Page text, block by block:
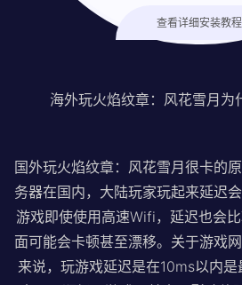
查看详细安装教程
海外玩火焰纹章：风花雪月为
国外玩火焰纹章：风花雪月很卡的
务器在国内，大陆玩家玩起来延迟
游戏即使使用高速Wifi，延迟也会
面可能会卡顿甚至漂移。关于游戏
来说，玩游戏延迟是在10ms以内